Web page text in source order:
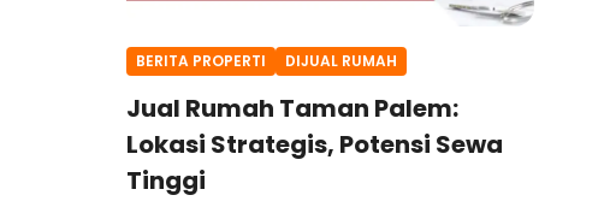
BERITA PROPERTI DIJUAL RUMAH
Jual Rumah Taman Palem:
Lokasi Strategis, Potensi Sewa
Tinggi